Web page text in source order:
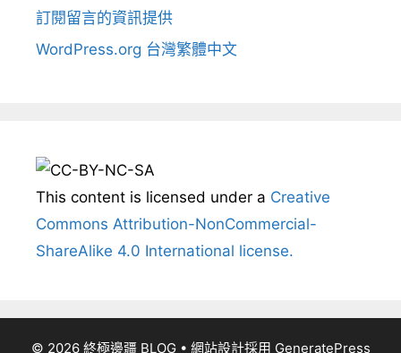
訂閱留言的資訊提供
WordPress.org 台灣繁體中文
This content is licensed under a Creative
Commons Attribution-NonCommercial-
ShareAlike 4.0 International license.
© 2026 終極邊疆 BLOG• 網站設計採用 GeneratePress